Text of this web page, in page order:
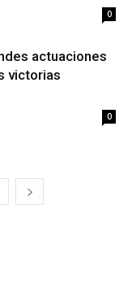
0
actuaciones
victorias
0